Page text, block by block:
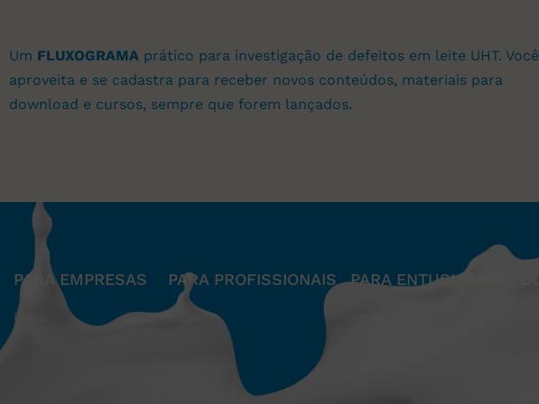
Um FLUXOGRAMA prático para investigação de defeitos em leite UHT. Você
aproveita e se cadastra para receber novos conteúdos, materiais para
download e cursos, sempre que forem lançados.
PARA EMPRESAS
Breve
PARA PROFISSIONAIS PARA ENTUSIASTAS